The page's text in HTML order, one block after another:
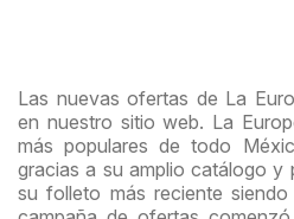
Las nuevas ofertas de La
en nuestro sitio web. La
más populares de todo
gracias a su amplio catálogo y
su folleto más reciente